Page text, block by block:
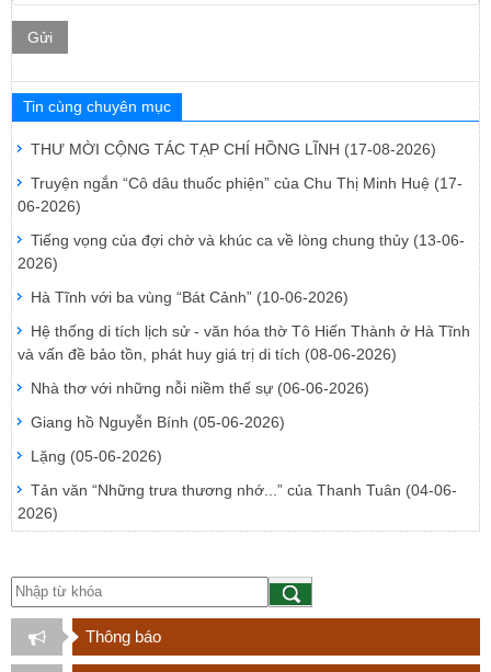
Gửi
Tin cùng chuyên mục
THƯ MỜI CỘNG TÁC TẠP CHÍ HỒNG LĨNH (17-08-2026)
Truyện ngắn “Cô dâu thuốc phiện” của Chu Thị Minh Huệ (17-
06-2026)
Tiếng vọng của đợi chờ và khúc ca về lòng chung thủy (13-06-
2026)
Hà Tĩnh với ba vùng “Bát Cảnh” (10-06-2026)
Hệ thống di tích lịch sử - văn hóa thờ Tô Hiến Thành ở Hà Tĩnh
và vấn đề bảo tồn, phát huy giá trị di tích (08-06-2026)
Nhà thơ với những nỗi niềm thế sự (06-06-2026)
Giang hồ Nguyễn Bính (05-06-2026)
Lặng (05-06-2026)
Tản văn “Những trưa thương nhớ...” của Thanh Tuân (04-06-
2026)
Thông báo